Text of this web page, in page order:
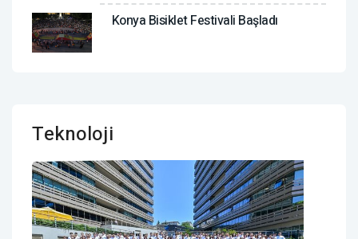
Konya Bisiklet Festivali Başladı
Teknoloji